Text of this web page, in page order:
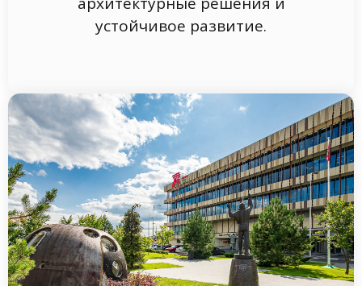
устойчивое развитие.